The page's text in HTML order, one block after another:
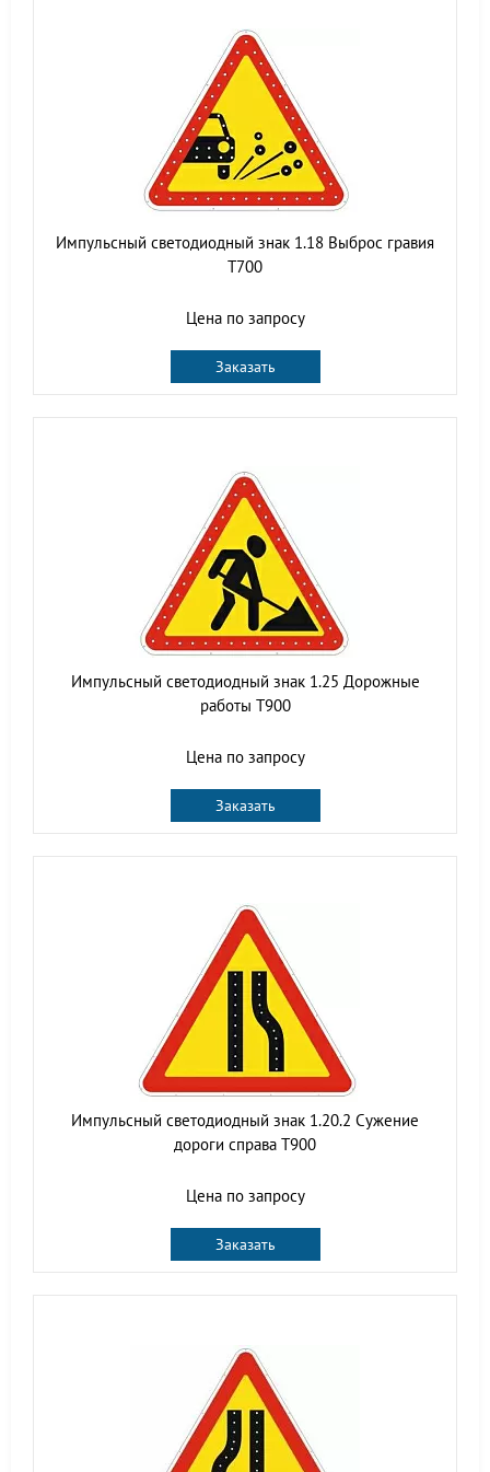
Импульсный светодиодный знак 1.18 Выброс гравия
Т700
Цена по запросу
Заказать
Импульсный светодиодный знак 1.25 Дорожные
работы Т900
Цена по запросу
Заказать
Импульсный светодиодный знак 1.20.2 Сужение
дороги справа Т900
Цена по запросу
Заказать